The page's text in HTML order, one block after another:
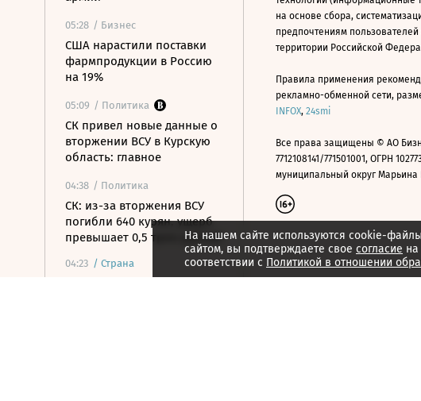
05:28 / Бизнес
США нарастили поставки
фармпродукции в Россию
на 19%
05:09 / Политика
СК привел новые данные о
вторжении ВСУ в Курскую
область: главное
04:38 / Политика
СК: из-за вторжения ВСУ
погибли 640 курян, ущерб
превышает 0,5 трлн рублей
04:23 / Страна
Площадь лесных пожаров в
На нашем сайте используются cookie-
сайтом, вы подтверждаете свое согласие
соответствии с Политикой в отношении
на основе сбора,
предпочтениям
территории Российской
Правила применения
рекламно-обменной сети,
INFOX, 24smi
Все права защищены © АО
7712108141/771501001, ОГРН
муниципальный округ Марьина